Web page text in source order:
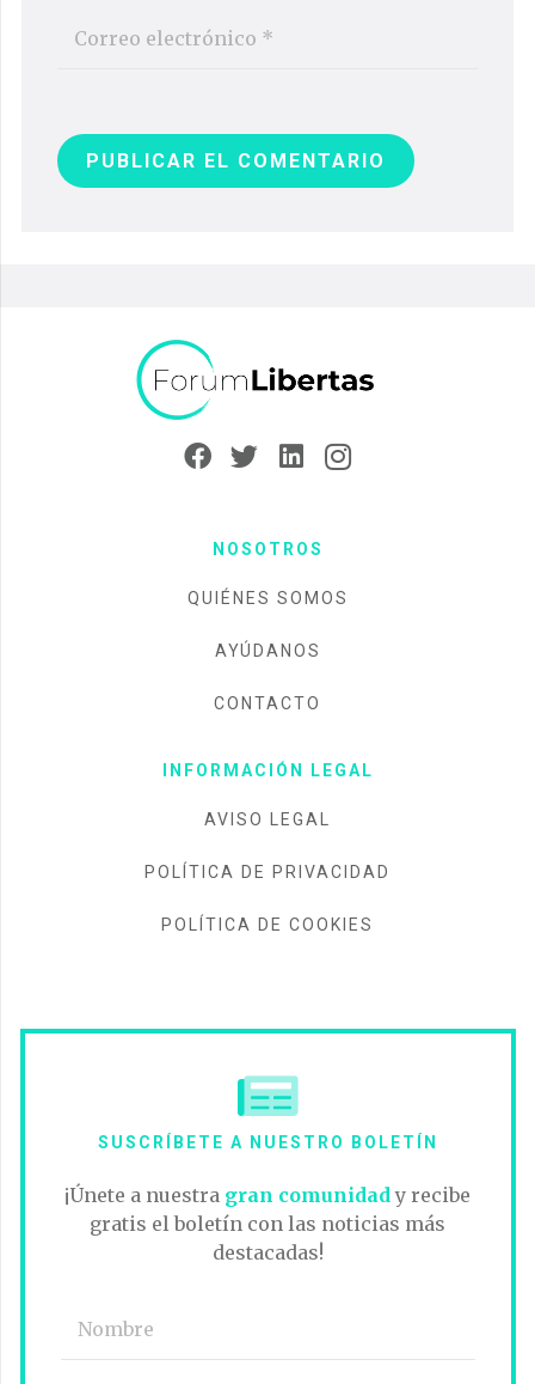
PUBLICAR EL COMENTARIO
NOSOTROS
QUIÉNES SOMOS
AYÚDANOS
CONTACTO
INFORMACIÓN LEGAL
AVISO LEGAL
POLÍTICA DE PRIVACIDAD
POLÍTICA DE COOKIES
SUSCRÍBETE A NUESTRO BOLETÍN
¡Únete a nuestra gran comunidady recibe
gratis el boletín con las noticias más
destacadas!